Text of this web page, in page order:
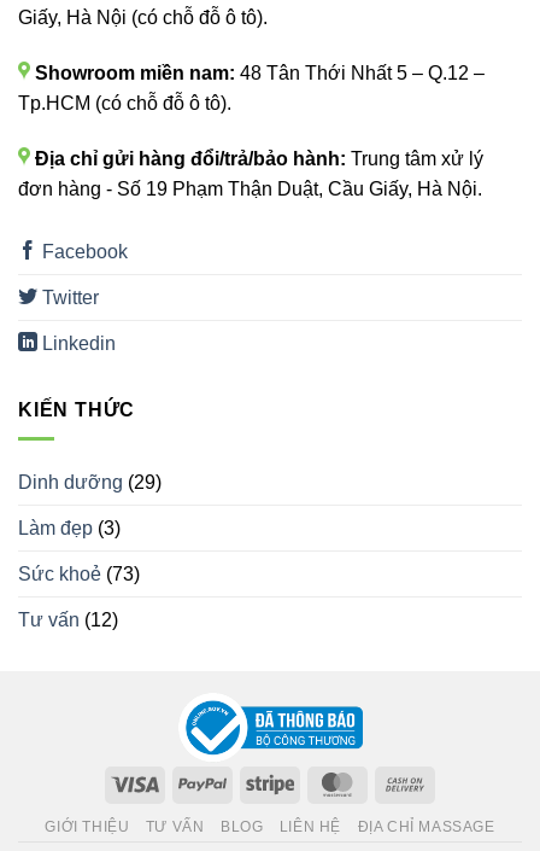
Giấy, Hà Nội (có chỗ đỗ ô tô).
Showroom miền nam: 48 Tân Thới Nhất 5 – Q.12 –
Tp.HCM (có chỗ đỗ ô tô).
Địa chỉ gửi hàng đổi/trả/bảo hành: Trung tâm xử lý
đơn hàng - Số 19 Phạm Thận Duật, Cầu Giấy, Hà Nội.
Facebook
Twitter
Linkedin
KIẾN THỨC
Dinh dưỡng (29)
Làm đẹp (3)
Sức khoẻ (73)
Tư vấn (12)
Visa PayPal Stripe MasterCard
Delivery
GIỚI THIỆU TƯ VẤN BLOG LIÊN HỆ ĐỊA CHỈ MASSAGE